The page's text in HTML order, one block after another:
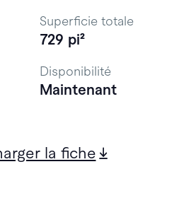
Superficie totale
729 pi²
Disponibilité
Maintenant
la fiche